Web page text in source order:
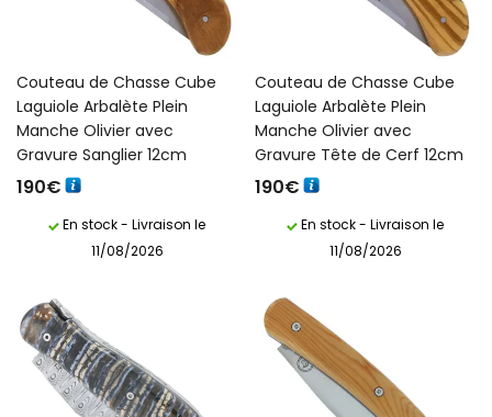
Couteau de Chasse Cube
Laguiole Arbalète Plein
Manche Olivier avec
Gravure Sanglier 12cm
190€
En stock - Livraison le
11/08/2026
Couteau de Chasse Cube
Laguiole Arbalète Plein
Manche Olivier avec
Gravure Tête de Cerf 12cm
190€
En stock - Livraison le
11/08/2026